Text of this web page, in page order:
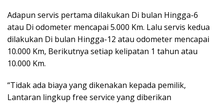
Adapun servis pertama dilakukan Di bulan Hingga-6
atau Di odometer mencapai 5.000 Km. Lalu servis kedua
dilakukan Di bulan Hingga-12 atau odometer mencapai
10.000 Km, Berikutnya setiap kelipatan 1 tahun atau
10.000 Km.
“Tidak ada biaya yang dikenakan kepada pemilik,
Lantaran lingkup free service yang diberikan